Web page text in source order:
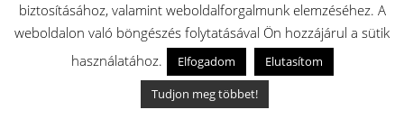
Gorenje
FR6A4D-
CEJ42
741191
biztosításához, valamint weboldalforgalmunk elemzéséhez. A
weboldalon való böngészés folytatásával Ön hozzájárul a sütik
használatához.
Elfogadom
Elutasítom
Tudjon meg többet!